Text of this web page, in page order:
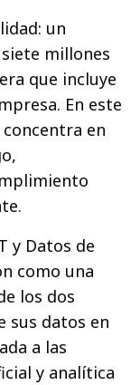
un
millones
que incluye
En este
en
y Datos de
como una
los dos
sus datos en
a las
y analítica